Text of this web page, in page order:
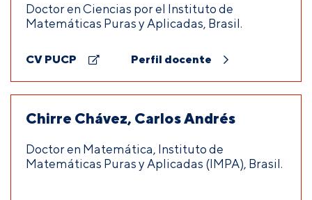
Doctor en Ciencias por el Instituto de
Matemáticas Puras y Aplicadas, Brasil.
CV PUCP Perfil docente
Chirre Chávez, Carlos Andrés
Doctor en Matemática, Instituto de
Matemáticas Puras y Aplicadas (IMPA), Brasil.